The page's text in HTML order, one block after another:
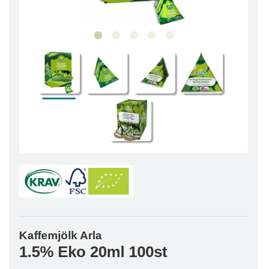
Kaffemjölk Arla
1.5% Eko 20ml 100st